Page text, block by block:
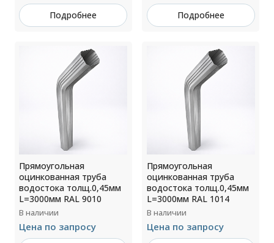
Подробнее Подробнее
Прямоугольная
оцинкованная труба
водостока толщ.0,45мм
L=3000мм RAL 9010
В наличии
Цена по запросу
Прямоугольная
оцинкованная труба
водостока толщ.0,45мм
L=3000мм RAL 1014
В наличии
Цена по запросу